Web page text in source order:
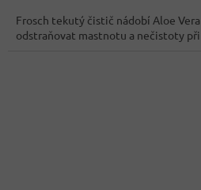
Frosch tekutý čistič nádobí Aloe
odstraňovat mastnotu a nečistoty